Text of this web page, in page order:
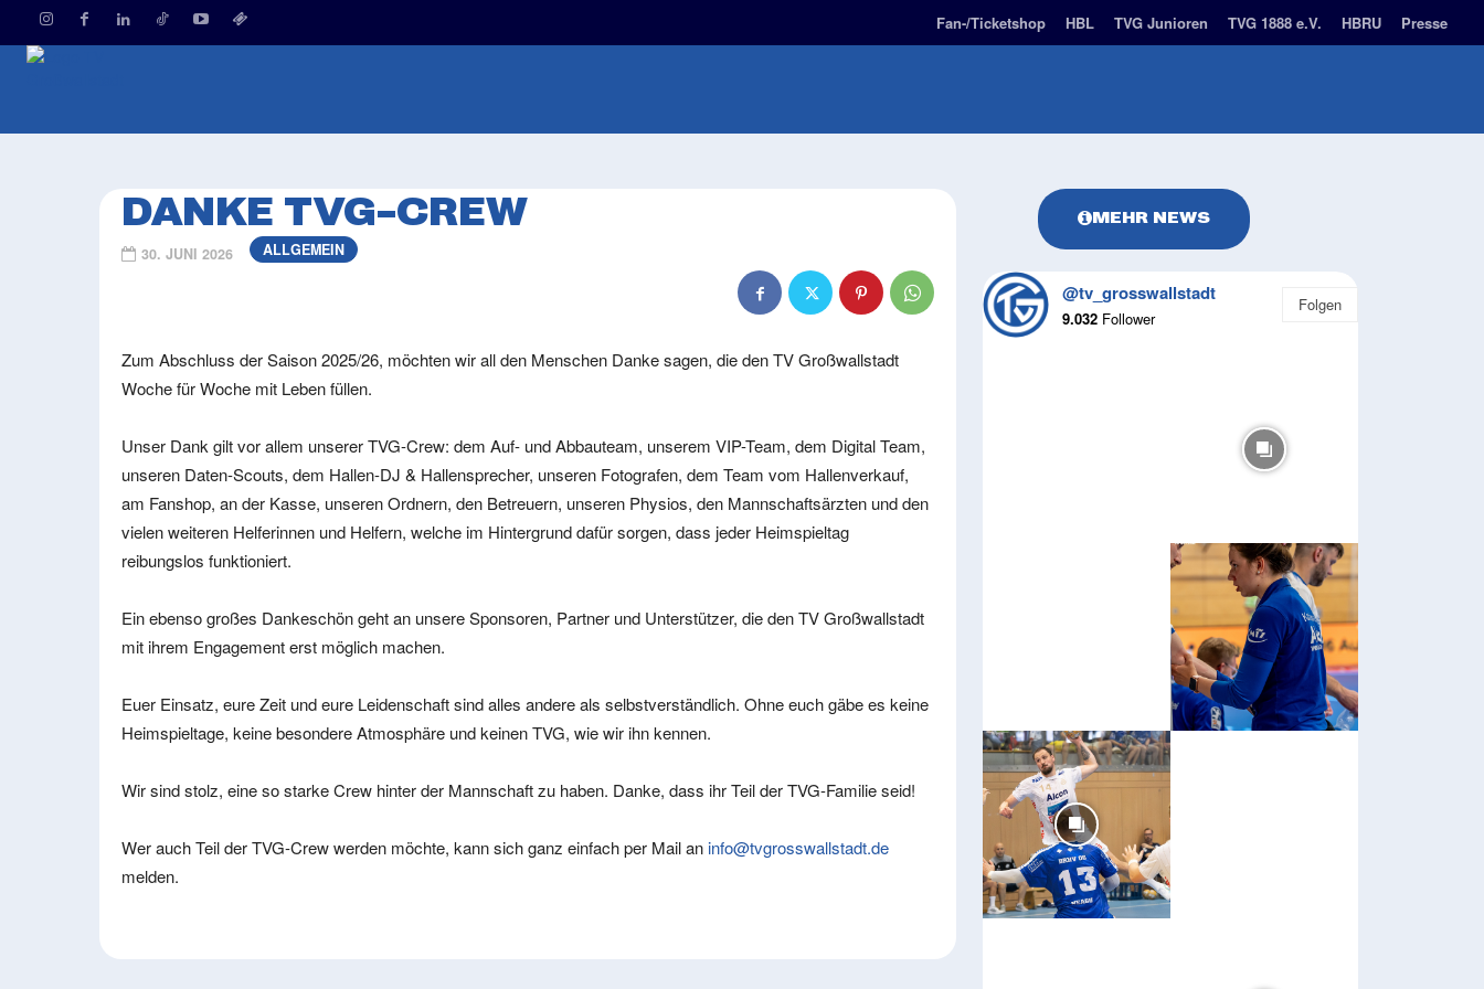
Fan-/Ticketshop HBL TVG Junioren TVG 1888 e.V. HBRU Presse
DANKE TVG-CREW
30. JUNI 2026 ALLGEMEIN
Zum Abschluss der Saison 2025/26, möchten wir all den Menschen Danke sagen, die den TV Großwallstadt
Woche für Woche mit Leben füllen.
Unser Dank gilt vor allem unserer TVG-Crew: dem Auf- und Abbauteam, unserem VIP-Team, dem Digital Team,
unseren Daten-Scouts, dem Hallen-DJ & Hallensprecher, unseren Fotografen, dem Team vom Hallenverkauf,
am Fanshop, an der Kasse, unseren Ordnern, den Betreuern, unseren Physios, den Mannschaftsärzten und den
vielen weiteren Helferinnen und Helfern, welche im Hintergrund dafür sorgen, dass jeder Heimspieltag
reibungslos funktioniert.
Ein ebenso großes Dankeschön geht an unsere Sponsoren, Partner und Unterstützer, die den TV Großwallstadt
mit ihrem Engagement erst möglich machen.
Euer Einsatz, eure Zeit und eure Leidenschaft sind alles andere als selbstverständlich. Ohne euch gäbe es keine
Heimspieltage, keine besondere Atmosphäre und keinen TVG, wie wir ihn kennen.
Wir sind stolz, eine so starke Crew hinter der Mannschaft zu haben. Danke, dass ihr Teil der TVG-Familie seid!
Wer auch Teil der TVG-Crew werden möchte, kann sich ganz einfach per Mail aninfo@tvgrosswallstadt.de
melden.
MEHR NEWS
@tv_grosswallstadt
9.032 Follower
Folgen